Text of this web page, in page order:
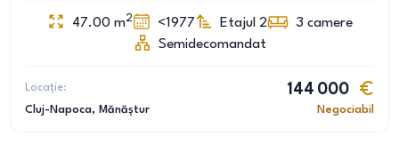
47.00 m2 <1977 Etajul 2 3 camere
Semidecomandat
Locație:
Cluj-Napoca, Mănăștur
144 000
Negociabil